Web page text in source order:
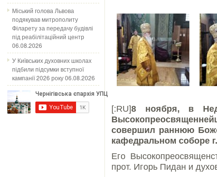
Міський голова Львова
подякував митрополиту
Філарету за передачу будівлі
під реабілітаційний центр
06.08.2026
У Київських духовних школах
підбили підсумки вступної
кампанії 2026 року06.08.2026
[:RU]8 ноября, в
совершил раннюю
кафедральном соборе
Его
прот. Игорь Пидан и